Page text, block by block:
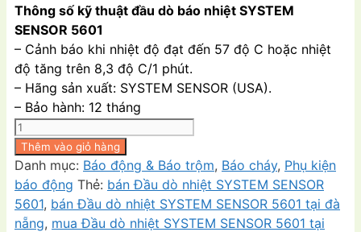
Thông số kỹ thuật đầu dò báo nhiệt SYSTEM
SENSOR 5601
– Cảnh báo khi nhiệt độ đạt đến 57 độ C hoặc nhiệt
độ tăng trên 8,3 độ C/1 phút.
– Hãng sản xuất: SYSTEM SENSOR (USA).
– Bảo hành: 12 tháng
Đầu
dò
nhiệt
SYSTEM
SENSOR
5601
Thêm vào giỏ hàng
Danh mục: Báo động & Báo trộm, Báo cháy, Phụ kiện
báo động Thẻ: bán Đầu dò nhiệt SYSTEM SENSOR
5601, bán Đầu dò nhiệt SYSTEM SENSOR 5601 tại đà
nẵng, mua Đầu dò nhiệt SYSTEM SENSOR 5601 tại